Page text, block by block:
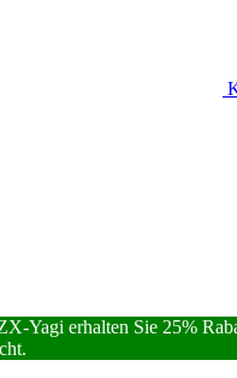
Yagi erhalten Sie 25%